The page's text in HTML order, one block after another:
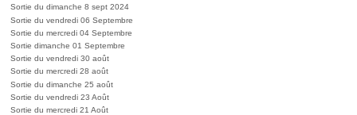
Sortie du dimanche 8 sept 2024
Sortie du vendredi 06 Septembre
Sortie du mercredi 04 Septembre
Sortie dimanche 01 Septembre
Sortie du vendredi 30 août
Sortie du mercredi 28 août
Sortie du dimanche 25 août
Sortie du vendredi 23 Août
Sortie du mercredi 21 Août